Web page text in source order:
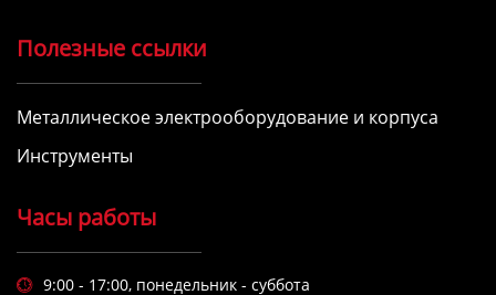
Полезные ссылки
Металлическое электрооборудование и корпуса
Инструменты
Часы работы
 9:00 - 17:00, понедельник - суббота